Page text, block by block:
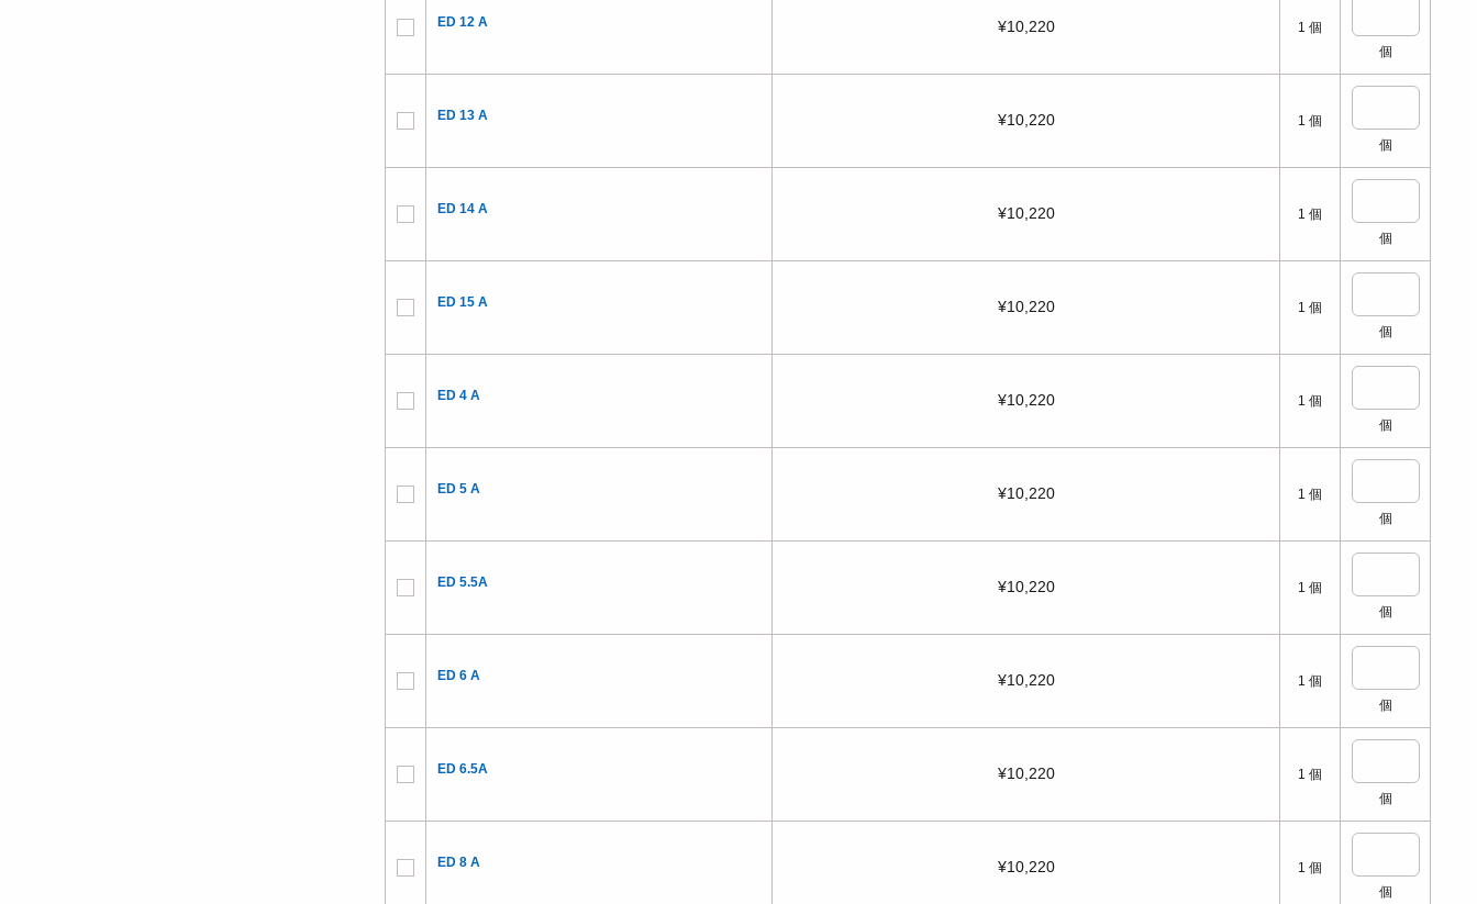
ED 12 A ¥10,220 1 個
個
ED 13 A ¥10,220 1 個
個
ED 14 A ¥10,220 1 個
個
ED 15 A ¥10,220 1 個
個
ED 4 A ¥10,220 1 個
個
ED 5 A ¥10,220 1 個
個
ED 5.5A ¥10,220 1 個
個
ED 6 A ¥10,220 1 個
個
ED 6.5A ¥10,220 1 個
個
ED 8 A ¥10,220 1 個
個